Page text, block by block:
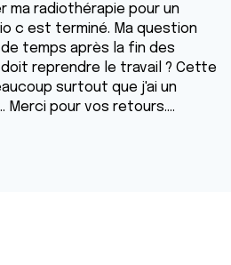
ma radiothérapie pour un
c est terminé. Ma question
temps après la fin des
doit reprendre le travail ? Cette
surtout que j'ai un
Merci pour vos retours....